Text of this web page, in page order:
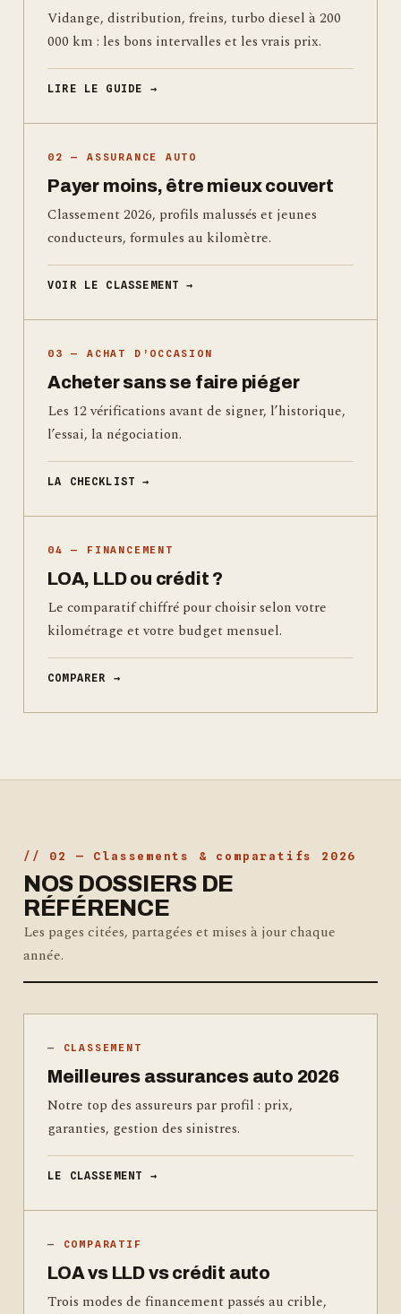
Vidange, distribution, freins, turbo diesel à 200
000 km : les bons intervalles et les vrais prix.
LIRE LE GUIDE →
02 — ASSURANCE AUTO
Payer moins, être mieux couvert
Classement 2026, profils malussés et jeunes
conducteurs, formules au kilomètre.
VOIR LE CLASSEMENT →
03 — ACHAT D’OCCASION
Acheter sans se faire piéger
Les 12 vérifications avant de signer, l’historique,
l’essai, la négociation.
LA CHECKLIST →
04 — FINANCEMENT
LOA, LLD ou crédit ?
Le comparatif chiffré pour choisir selon votre
kilométrage et votre budget mensuel.
COMPARER →
// 02 — Classements & comparatifs 2026
NOS DOSSIERS DE
RÉFÉRENCE
Les pages citées, partagées et mises à jour chaque
année.
CLASSEMENT
Meilleures assurances auto 2026
Notre top des assureurs par profil : prix,
garanties, gestion des sinistres.
LE CLASSEMENT →
COMPARATIF
LOA vs LLD vs crédit auto
Trois modes de financement passés au crible,